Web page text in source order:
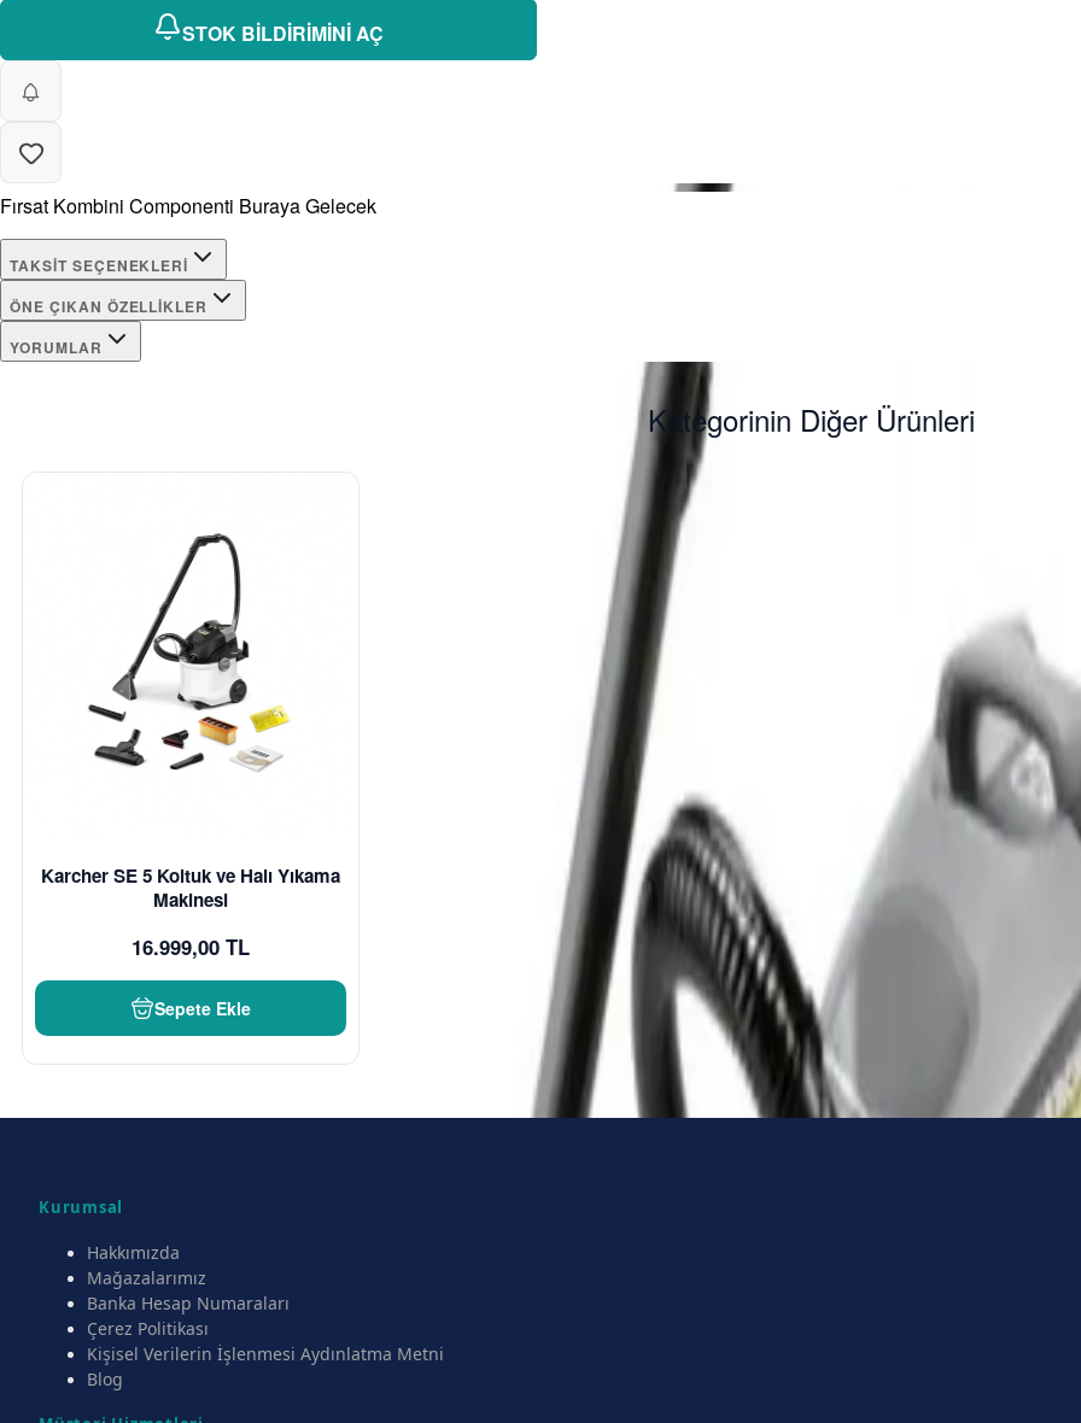
STOK BİLDİRİMİNİ AÇ
Fırsat Kombini Componenti Buraya Gelecek
TAKSIT SEÇENEKLERI
ÖNE ÇIKAN ÖZELLIKLER
YORUMLAR
Kategorinin Diğer Ürünleri
Karcher SE 5 Koltuk ve Halı Yıkama
Makinesi
16.999,00 TL
Sepete Ekle
Kurumsal
Hakkımızda
Mağazalarımız
Banka Hesap Numaraları
Çerez Politikası
Kişisel Verilerin İşlenmesi Aydınlatma Metni
Blog